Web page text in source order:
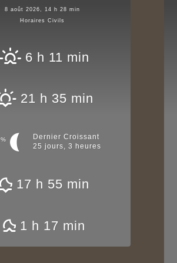
8 août 2026, 14 h 28 min
Horaires Civils
6 h 11 min
21 h 35 min
%
Dernier Croissant
25 jours, 3 heures
17 h 55 min
1 h 17 min